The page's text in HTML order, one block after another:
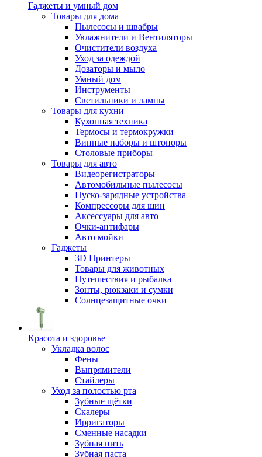
Гаджеты и умный дом
Товары для дома
Пылесосы и швабры
Увлажнители и Вентиляторы
Очистители воздуха
Уход за одеждой
Дозаторы и мыло
Умный дом
Инструменты
Светильники и лампы
Товары для кухни
Кухонная техника
Термосы и термокружки
Винные наборы и штопоры
Столовые приборы
Товары для авто
Видеорегистраторы
Автомобильные пылесосы
Пуско-зарядные устройства
Компрессоры для шин
Аксессуары для авто
Очки-антифары
Авто мойки
Гаджеты
3D Принтеры
Товары для животных
Путешествия и рыбалка
Зонты, рюкзаки и сумки
Солнцезащитные очки
Красота и здоровье
Укладка волос
Фены
Выпрямители
Стайлеры
Уход за полостью рта
Зубные щётки
Скалеры
Ирригаторы
Сменные насадки
Зубная нить
Зубная паста